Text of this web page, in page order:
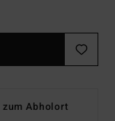
Abholort